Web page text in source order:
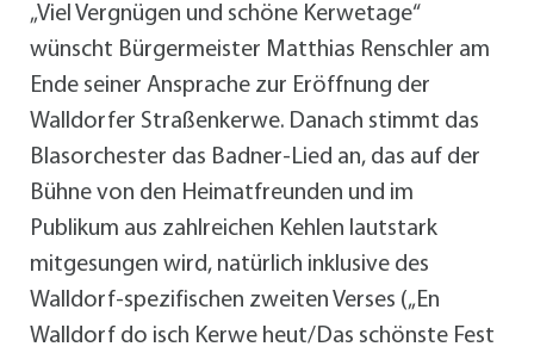
„Viel Vergnügen und schöne Kerwetage“
wünscht Bürgermeister Matthias Renschler am
Ende seiner Ansprache zur Eröffnung der
Walldorfer Straßenkerwe. Danach stimmt das
Blasorchester das Badner-Lied an, das auf der
Bühne von den Heimatfreunden und im
Publikum aus zahlreichen Kehlen lautstark
mitgesungen wird, natürlich inklusive des
Walldorf-spezifischen zweiten Verses („En
Walldorf do isch Kerwe heut/Das schönste Fest